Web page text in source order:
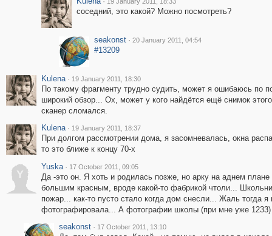
соседний, это какой? Можно посмотреть?
seakonst · 20 January 2011, 04:54
#13209
Kulena · 19 January 2011, 18:30
По такому фрагменту трудно судить, может я ошибаюсь по
широкий обзор... Ох, может у кого найдётся ещё снимок
сканер сломался.
Kulena · 19 January 2011, 18:37
При долгом рассмотрении дома, я засомневалась, окна
то это ближе к концу 70-х
Y
Yuska · 17 October 2011, 09:05
Да -это он. Я хоть и родилась позже, но арку на аднем
большим красным, вроде какой-то фабрикой чтоли...
пожар... как-то пусто стало когда дом снесли... Жаль тогда
фотографировала... А фотографии школы (при мне уже 1233)
seakonst · 17 October 2011, 13:10